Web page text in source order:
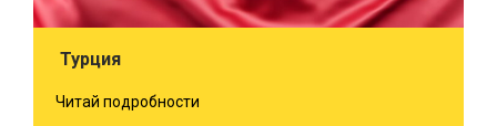
Турция
Читай подробности